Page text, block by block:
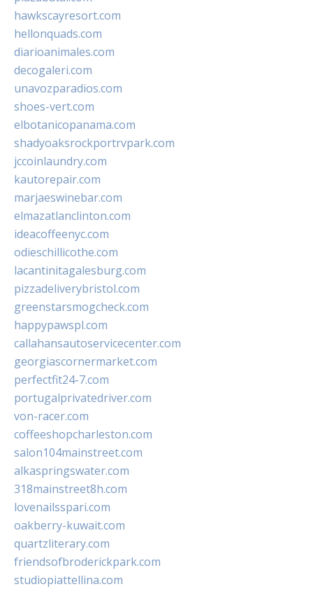
hawkscayresort.com
hellonquads.com
diarioanimales.com
decogaleri.com
unavozparadios.com
shoes-vert.com
elbotanicopanama.com
shadyoaksrockportrvpark.com
jccoinlaundry.com
kautorepair.com
marjaeswinebar.com
elmazatlanclinton.com
ideacoffeenyc.com
odieschillicothe.com
lacantinitagalesburg.com
pizzadeliverybristol.com
greenstarsmogcheck.com
happypawspl.com
callahansautoservicecenter.com
georgiascornermarket.com
perfectfit24-7.com
portugalprivatedriver.com
von-racer.com
coffeeshopcharleston.com
salon104mainstreet.com
alkaspringswater.com
318mainstreet8h.com
lovenailsspari.com
oakberry-kuwait.com
quartzliterary.com
friendsofbroderickpark.com
studiopiattellina.com